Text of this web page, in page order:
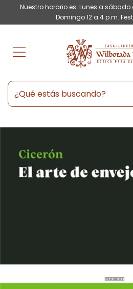
Nuestro horario es: Lunes a sábado
Domingo 12 a 4 p.m.